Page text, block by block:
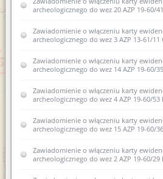
archeologicznego do wez 20 AZP 19-60/
Zawiadomienie o włączeniu karty
archeologicznego do wez 3 AZP 13-61/11
Zawiadomienie o włączeniu karty
archeologicznego do wez 14 AZP 19-60/
Zawiadomienie o włączeniu karty
archeologicznego do wez 4 AZP 19-60/53
Zawiadomienie o włączeniu karty
archeologicznego do wez 15 AZP 19-60/
Zawiadomienie o włączeniu karty
archeologicznego do wez 2 AZP 19-60/29